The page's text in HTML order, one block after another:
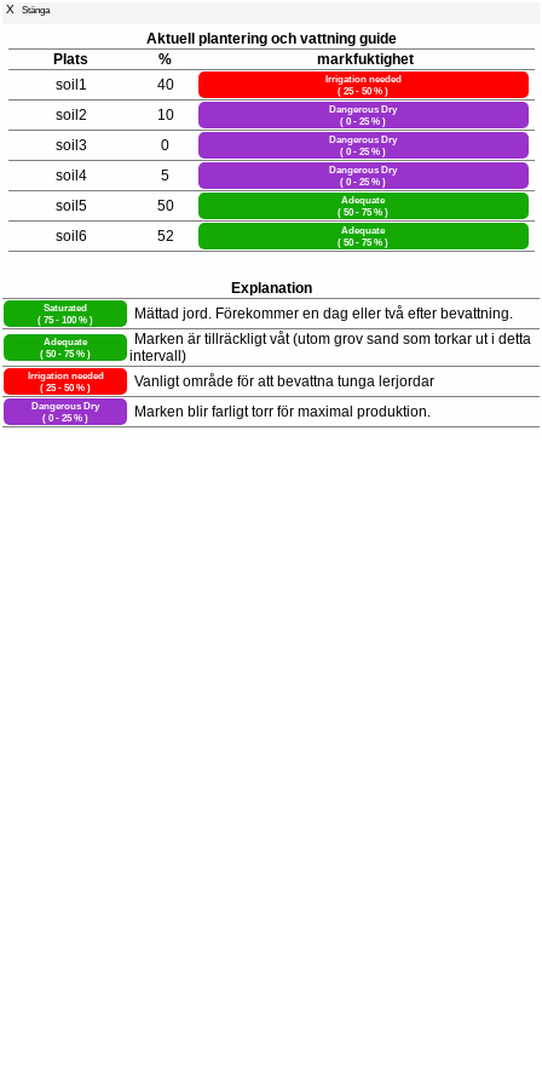
X Stänga
Aktuell plantering och vattning guide
Plats
%
markfuktighet
soil1
40
Irrigation needed
( 25 - 50 % )
soil2 10
Dangerous Dry
( 0 - 25 % )
soil3 0
Dangerous Dry
( 0 - 25 % )
soil4 5
Dangerous Dry
( 0 - 25 % )
soil5 50
Adequate
( 50 - 75 % )
soil6 52
Adequate
( 50 - 75 % )
Explanation
Saturated
( 75 - 100 % )
Mättad jord. Förekommer en dag eller två efter bevattning.
Adequate
( 50 - 75 % )
Marken är tillräckligt våt (utom grov sand som torkar ut i detta
intervall)
Irrigation needed
( 25 - 50 % )
Vanligt område för att bevattna tunga lerjordar
Dangerous Dry
( 0 - 25 % )
Marken blir farligt torr för maximal produktion.